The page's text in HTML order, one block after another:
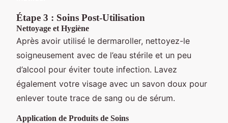
Étape 3 : Soins Post-Utilisation
Nettoyage et Hygiène
Après avoir utilisé le dermaroller, nettoyez-le
soigneusement avec de l’eau stérile et un peu
d’alcool pour éviter toute infection. Lavez
également votre visage avec un savon doux pour
enlever toute trace de sang ou de sérum.
Application de Produits de Soins